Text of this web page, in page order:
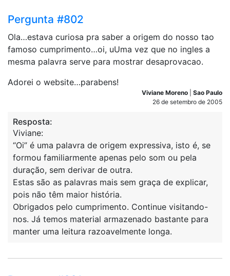
Pergunta #802
Ola…estava curiosa pra saber a origem do nosso tao
famoso cumprimento…oi, uUma vez que no ingles a
mesma palavra serve para mostrar desaprovacao.
Adorei o website…parabens!
Viviane Moreno
Sao Paulo
26 de setembro de 2005
Resposta:
Viviane:
“Oi” é uma palavra de origem expressiva, isto é, se
formou familiarmente apenas pelo som ou pela
duração, sem derivar de outra.
Estas são as palavras mais sem graça de explicar,
pois não têm maior história.
Obrigados pelo cumprimento. Continue visitando-
nos. Já temos material armazenado bastante para
manter uma leitura razoavelmente longa.